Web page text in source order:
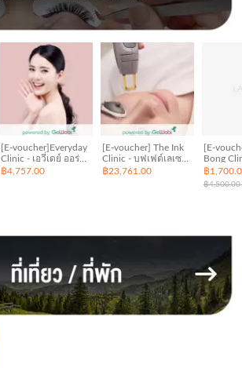
[E-voucher]Everyday
Clinic - เอวี่เดย์ ออร่า
โปรแกรม (3 ครั้ง) (60
฿4,757.00
[E-voucher] The Ink
Clinic - บุฟเฟต์เลเซอร์
(120 นาที)
฿23,761.00
[E-
Bong
ต์ผิวฉ่ำน้
฿
฿4,500.00